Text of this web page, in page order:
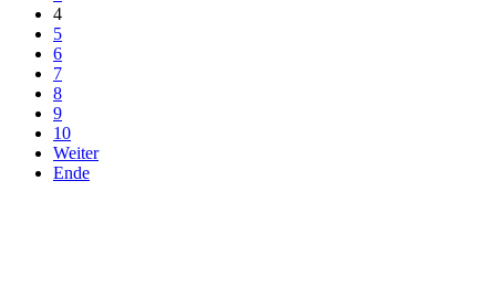
4
5
6
7
8
9
10
Weiter
Ende